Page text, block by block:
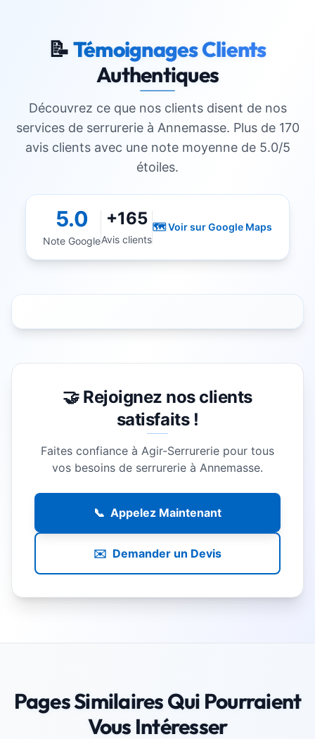
📝Témoignages Clients
Authentiques
Découvrez ce que nos clients disent de nos
services de serrurerie à Annemasse. Plus de 170
avis clients avec une note moyenne de 5.0/5
étoiles.
5.0
Note Google
+165
Avis clients
🗺️ Voir sur Google Maps
🤝 Rejoignez nos clients
satisfaits !
Faites confiance à Agir-Serrurerie pour tous
vos besoins de serrurerie à Annemasse.
📞 Appelez Maintenant
✉️ Demander un Devis
Pages Similaires Qui Pourraient
Vous Intéresser